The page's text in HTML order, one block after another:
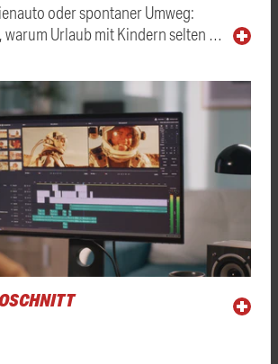
oder spontaner Umweg:
warum Urlaub mit Kindern selten …